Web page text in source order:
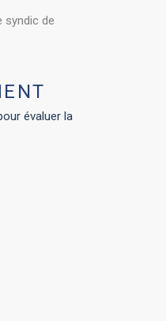
syndic de
évaluer la